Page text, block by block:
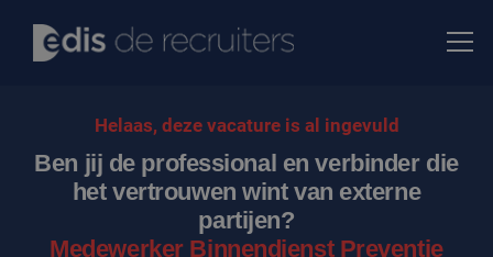
Helaas, deze vacature is al ingevuld
Ben jij de professional en verbinder die
het vertrouwen wint van externe
partijen?
Medewerker Binnendienst Preventie